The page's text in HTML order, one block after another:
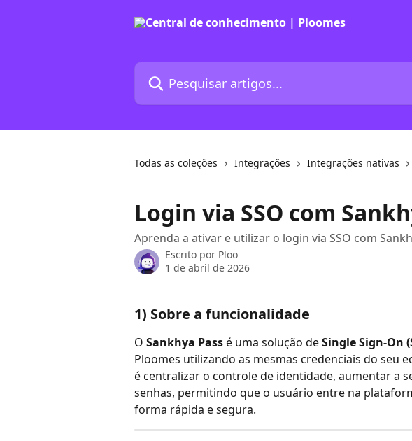
Pesquisar artigos...
Todas as coleções Integrações Integrações nativas
Login via SSO com
Aprenda a ativar e utilizar o login via SSO com
Escrito por Ploo
1 de abril de 2026
1) Sobre a funcionalidade
O Sankhya Pass é uma solução de Single Sign-On
Ploomes utilizando as mesmas credenciais do seu
é centralizar o controle de identidade, aumentar a
senhas, permitindo que o usuário entre na
forma rápida e segura.